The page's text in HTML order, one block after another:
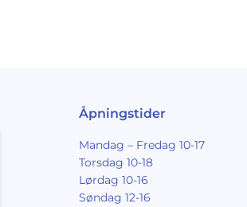
Åpningstider
Mandag – Fredag 10-17
Torsdag 10-18
Lørdag 10-16
Søndag 12-16